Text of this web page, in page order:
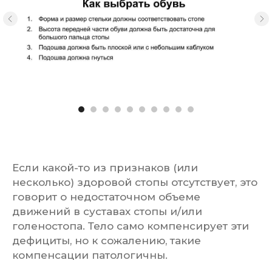
Если какой-то из признаков (или
несколько) здоровой стопы отсутствует, это
говорит о недостаточном объеме
движений в суставах стопы и/или
голеностопа. Тело само компенсирует эти
дефициты, но к сожалению, такие
компенсации патологичны.